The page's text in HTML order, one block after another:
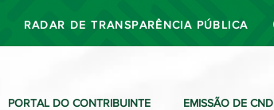
RADAR DE TRANSPARÊNCIA PÚBLICA
PORTAL DO CONTRIBUINTE EMISSÃO DE CND